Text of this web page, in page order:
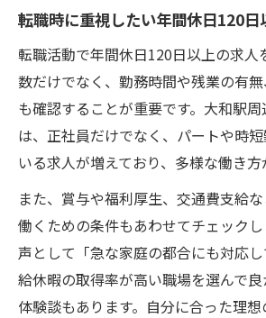
転職時に重視したい年間休日120日
転職活動で年間休日120日以上の求人
数だけでなく、勤務時間や残業の有
も確認することが重要です。大和駅
は、正社員だけでなく、パートや時
いる求人が増えており、多様な働き方
また、賞与や福利厚生、交通費支給
働くための条件もあわせてチェック
声として「急な家庭の都合にも対応
給休暇の取得率が高い職場を選んで
体験談もあります。自分に合った理